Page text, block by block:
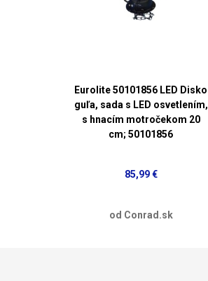
Eurolite 50101856 LED Disko
guľa, sada s LED osvetlením,
s hnacím motročekom 20
cm; 50101856
85,99 €
od Conrad.sk